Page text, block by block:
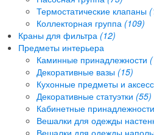
Термостатические клапаны
Коллекторная группа (109)
Краны для фильтра (12)
Предметы интерьера
Каминные принадлежности
Декоративные вазы (15)
Кухонные предметы и
Декоративные статуэтки (55)
Кабинетные принадлежности
Вешалки для одежды